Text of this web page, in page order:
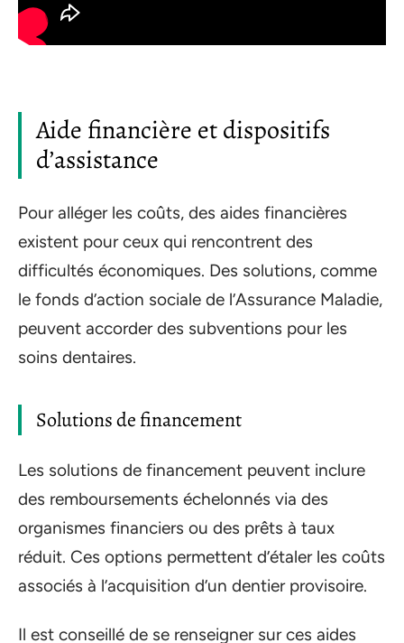
Aide financière et dispositifs
d’assistance
Pour alléger les coûts, des aides financières
existent pour ceux qui rencontrent des
difficultés économiques. Des solutions, comme
le fonds d’action sociale de l’Assurance Maladie,
peuvent accorder des subventions pour les
soins dentaires.
Solutions de financement
Les solutions de financement peuvent inclure
des remboursements échelonnés via des
organismes financiers ou des prêts à taux
réduit. Ces options permettent d’étaler les coûts
associés à l’acquisition d’un dentier provisoire.
Il est conseillé de se renseigner sur ces aides